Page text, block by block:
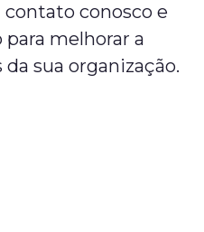
conosco e
para melhorar a
sua organização.